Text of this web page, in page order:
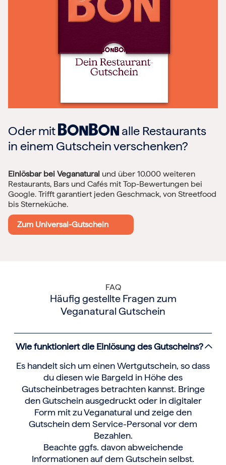
Oder mit
alle Restaurants
in einem Gutschein verschenken?
Einlösbar bei Veganatural und über 10.000 weiteren
Restaurants, Bars und Cafés mit Top-Bewertungen bei
Google. Trifft garantiert jeden Geschmack, von Streetfood
bis Sterneküche.
Zum Universal-Gutschein
FAQ
Häufig gestellte Fragen zum
Veganatural Gutschein
Wie funktioniert die Einlösung des Gutscheins?
Es handelt sich um einen Wertgutschein, so dass
du diesen wie Bargeld in Höhe des
Gutscheinbetrages betrachten kannst. Bringe
den Gutschein ausgedruckt oder in digitaler
Form mit zu Veganatural und zeige den
Gutschein dem Service-Personal vor dem
Bezahlen.
Beachte ggfs. davon abweichende
Informationen auf dem Gutschein selbst.